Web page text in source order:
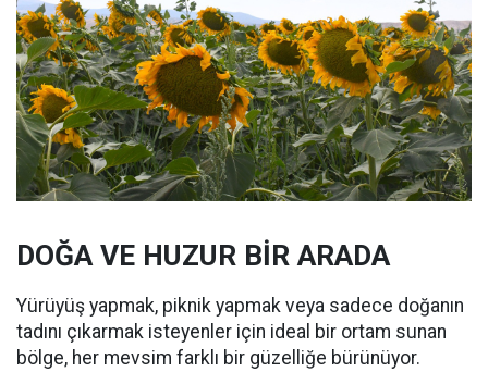
DOĞA VE HUZUR BİR ARADA
Yürüyüş yapmak, piknik yapmak veya sadece doğanın
tadını çıkarmak isteyenler için ideal bir ortam sunan
bölge, her mevsim farklı bir güzelliğe bürünüyor.